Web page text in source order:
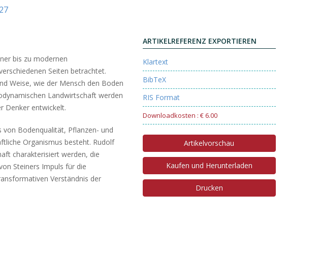
ARTIKELREFERENZ EXPORTIEREN
Klartext
BibTeX
RIS Format
Downloadkosten : € 6.00
Artikelvorschau
Kaufen und Herunterladen
Drucken
bis zu modernen
Seiten betrachtet.
Weise, wie der Mensch den Boden
Landwirtschaft werden
Denker entwickelt.
Bodenqualität, Pflanzen- und
Organismus besteht. Rudolf
charakterisiert werden, die
Steiners Impuls für die
Verständnis der